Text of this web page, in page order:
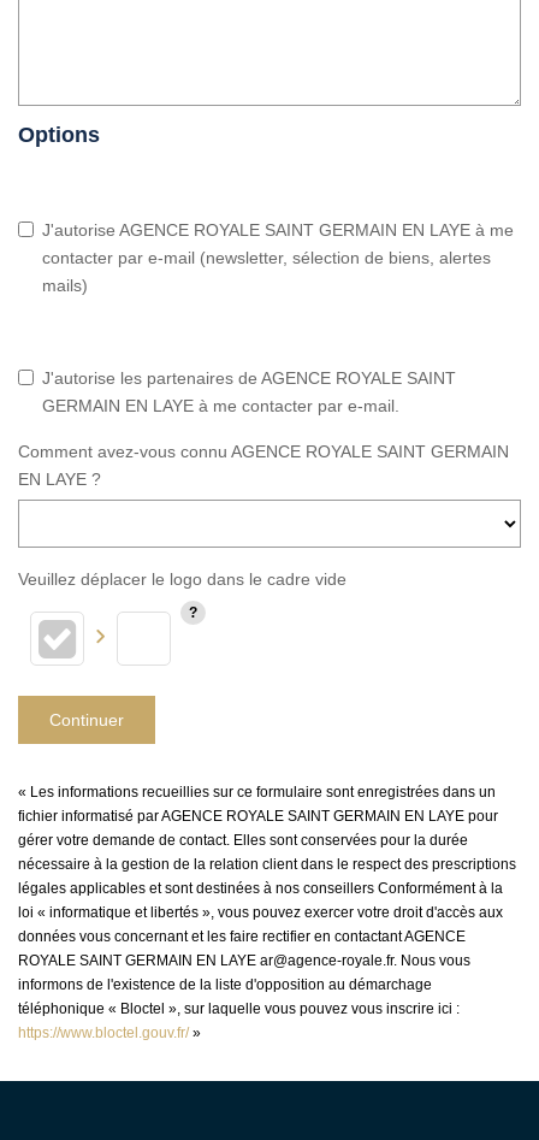
Options
J'autorise AGENCE ROYALE SAINT GERMAIN EN LAYE à me
contacter par e-mail (newsletter, sélection de biens, alertes
mails)
J'autorise les partenaires de AGENCE ROYALE SAINT
GERMAIN EN LAYE à me contacter par e-mail.
Comment avez-vous connu AGENCE ROYALE SAINT GERMAIN
EN LAYE ?
Veuillez déplacer le logo dans le cadre vide
Continuer
« Les informations recueillies sur ce formulaire sont enregistrées dans un
fichier informatisé par AGENCE ROYALE SAINT GERMAIN EN LAYE pour
gérer votre demande de contact. Elles sont conservées pour la durée
nécessaire à la gestion de la relation client dans le respect des prescriptions
légales applicables et sont destinées à nos conseillers Conformément à la
loi « informatique et libertés », vous pouvez exercer votre droit d'accès aux
données vous concernant et les faire rectifier en contactant AGENCE
ROYALE SAINT GERMAIN EN LAYE ar@agence-royale.fr. Nous vous
informons de l'existence de la liste d'opposition au démarchage
téléphonique « Bloctel », sur laquelle vous pouvez vous inscrire ici :
https://www.bloctel.gouv.fr/»